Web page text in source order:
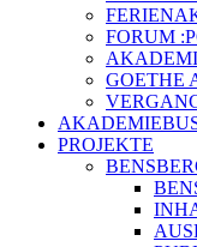
FORUM
GOETHE
PROJEKTE